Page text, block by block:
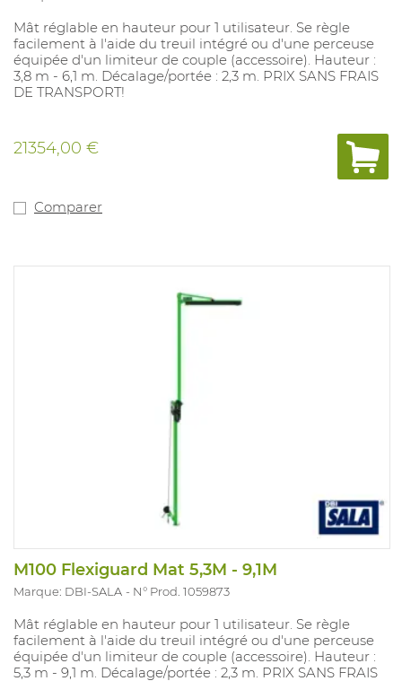
Mât réglable en hauteur pour 1 utilisateur. Se règle
facilement à l'aide du treuil intégré ou d'une perceuse
équipée d'un limiteur de couple (accessoire). Hauteur :
3,8 m - 6,1 m. Décalage/portée : 2,3 m. PRIX SANS FRAIS
DE TRANSPORT!
21354,00 €
Comparer
M100 Flexiguard Mat 5,3M - 9,1M
Marque: DBI-SALA N° Prod. 1059873
Mât réglable en hauteur pour 1 utilisateur. Se règle
facilement à l'aide du treuil intégré ou d'une perceuse
équipée d'un limiteur de couple (accessoire). Hauteur :
5,3 m - 9,1 m. Décalage/portée : 2,3 m. PRIX SANS FRAIS